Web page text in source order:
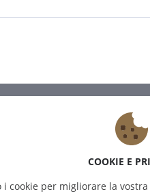
Iscrivetevi alla nostra
COOKIE E
i cookie per migliorare la